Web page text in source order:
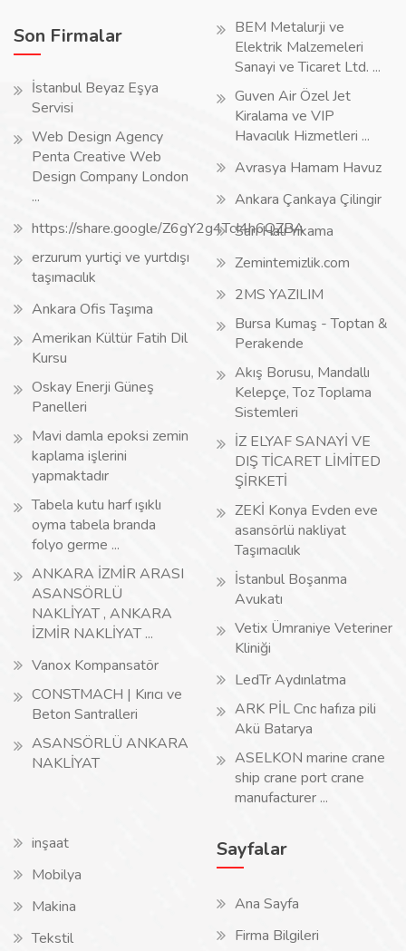
Son Firmalar
İstanbul Beyaz Eşya
Servisi
Web Design Agency
Penta Creative Web
Design Company London
...
https://share.google/Z6gY2g4TcI4h6QZBA
erzurum yurtiçi ve yurtdışı
taşımacılık
Ankara Ofis Taşıma
Amerikan Kültür Fatih Dil
Kursu
Oskay Enerji Güneş
Panelleri
Mavi damla epoksi zemin
kaplama işlerini
yapmaktadır
Tabela kutu harf ışıklı
oyma tabela branda
folyo germe ...
ANKARA İZMİR ARASI
ASANSÖRLÜ
NAKLİYAT , ANKARA
İZMİR NAKLİYAT ...
Vanox Kompansatör
CONSTMACH | Kırıcı ve
Beton Santralleri
ASANSÖRLÜ ANKARA
NAKLİYAT
BEM Metalurji ve
Elektrik Malzemeleri
Sanayi ve Ticaret Ltd. ...
Guven Air Özel Jet
Kiralama ve VIP
Havacılık Hizmetleri ...
Avrasya Hamam Havuz
Ankara Çankaya Çilingir
Sarı Halı Yıkama
Zemintemizlik.com
2MS YAZILIM
Bursa Kumaş - Toptan &
Perakende
Akış Borusu, Mandallı
Kelepçe, Toz Toplama
Sistemleri
İZ ELYAF SANAYİ VE
DIŞ TİCARET LİMİTED
ŞİRKETİ
ZEKİ Konya Evden eve
asansörlü nakliyat
Taşımacılık
İstanbul Boşanma
Avukatı
Vetix Ümraniye Veteriner
Kliniği
LedTr Aydınlatma
ARK PİL Cnc hafıza pili
Akü Batarya
ASELKON marine crane
ship crane port crane
manufacturer ...
inşaat
Mobilya
Makina
Tekstil
Sayfalar
Ana Sayfa
Firma Bilgileri